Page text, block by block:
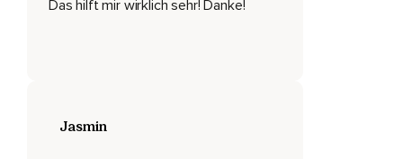
Das bin ich,
Atem kurz an und durch den Mund ausatmen.
Das hilft mir wirklich sehr! Danke!
Jasmin